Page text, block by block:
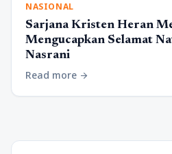
NASIONAL
Sarjana Kristen Heran
Mengucapkan Selamat
Nasrani
Read more arrow_forward